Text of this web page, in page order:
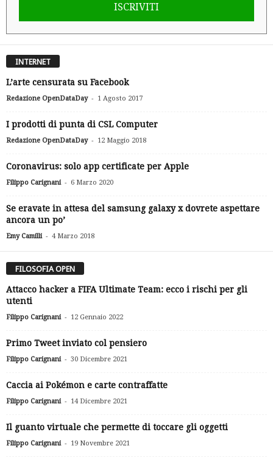
ISCRIVITI
INTERNET
L’arte censurata su Facebook
Redazione OpenDataDay - 1 Agosto 2017
I prodotti di punta di CSL Computer
Redazione OpenDataDay - 12 Maggio 2018
Coronavirus: solo app certificate per Apple
Filippo Carignani - 6 Marzo 2020
Se eravate in attesa del samsung galaxy x dovrete aspettare
ancora un po’
Emy Camilli - 4 Marzo 2018
FILOSOFIA OPEN
Attacco hacker a FIFA Ultimate Team: ecco i rischi per gli
utenti
Filippo Carignani - 12 Gennaio 2022
Primo Tweet inviato col pensiero
Filippo Carignani - 30 Dicembre 2021
Caccia ai Pokémon e carte contraffatte
Filippo Carignani - 14 Dicembre 2021
Il guanto virtuale che permette di toccare gli oggetti
Filippo Carignani - 19 Novembre 2021